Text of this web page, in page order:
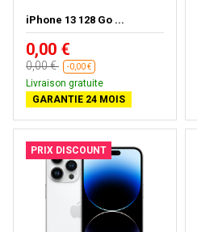
iPhone 13 128 Go ...
0,00 €
0,00 € -0,00 €
Livraison gratuite
GARANTIE 24 MOIS
PRIX DISCOUNT